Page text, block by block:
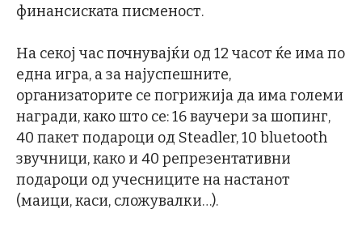
финансиската писменост.
На секој час почнувајќи од 12 часот ќе има по
една игра, а за најуспешните,
организаторите се погрижија да има големи
награди, како што се: 16 ваучери за шопинг,
40 пакет подароци од Steadler, 10 bluetooth
звучници, како и 40 репрезентативни
подароци од учесниците на настанот
(маици, каси, сложувалки…).